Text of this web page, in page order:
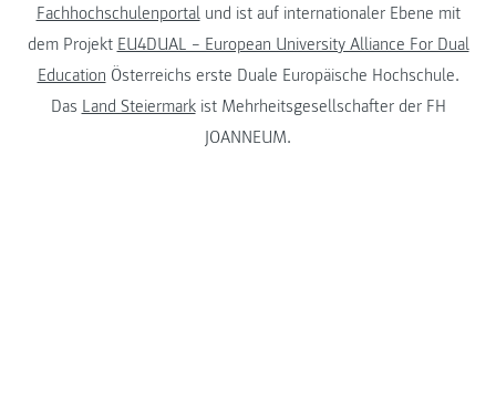
Fachhochschulenportalund ist auf internationaler Ebene mit
dem Projekt EU4DUAL – European University Alliance For Dual
Education Österreichs erste Duale Europäische Hochschule.
Das Land Steiermarkist Mehrheitsgesellschafter der FH
JOANNEUM.